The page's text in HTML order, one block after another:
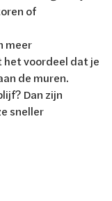
of
meer
voordeel dat je
de muren.
Dan zijn
sneller